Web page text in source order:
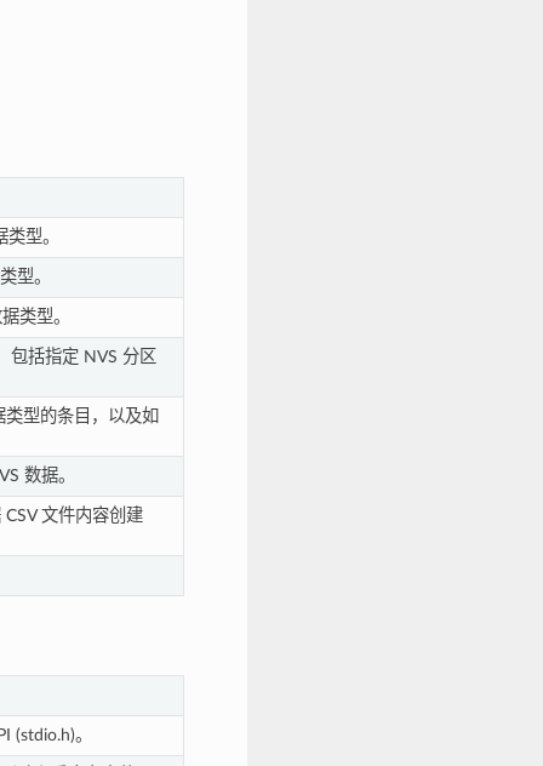
型。
型。
类型。
包括指定 NVS 分区
型的条目，以及如
数据。
文件内容创建
(stdio.h)。